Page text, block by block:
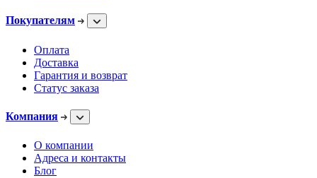
Покупателям
Оплата
Доставка
Гарантия и возврат
Статус заказа
Компания
О компании
Адреса и контакты
Блог